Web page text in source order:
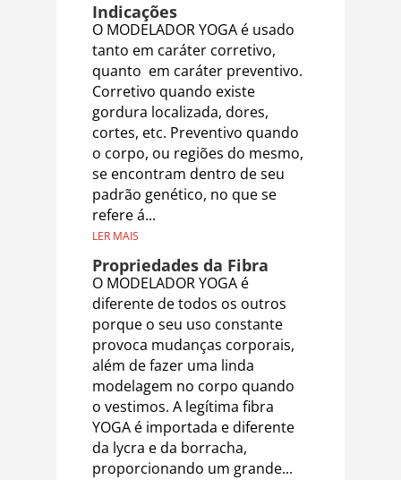
Indicações
O MODELADOR YOGA é usado
tanto em caráter corretivo,
quanto em caráter preventivo.
Corretivo quando existe
gordura localizada, dores,
cortes, etc. Preventivo quando
o corpo, ou regiões do mesmo,
se encontram dentro de seu
padrão genético, no que se
refere á...
LER MAIS
Propriedades da Fibra
O MODELADOR YOGA é
diferente de todos os outros
porque o seu uso constante
provoca mudanças corporais,
além de fazer uma linda
modelagem no corpo quando
o vestimos. A legítima fibra
YOGA é importada e diferente
da lycra e da borracha,
proporcionando um grande...